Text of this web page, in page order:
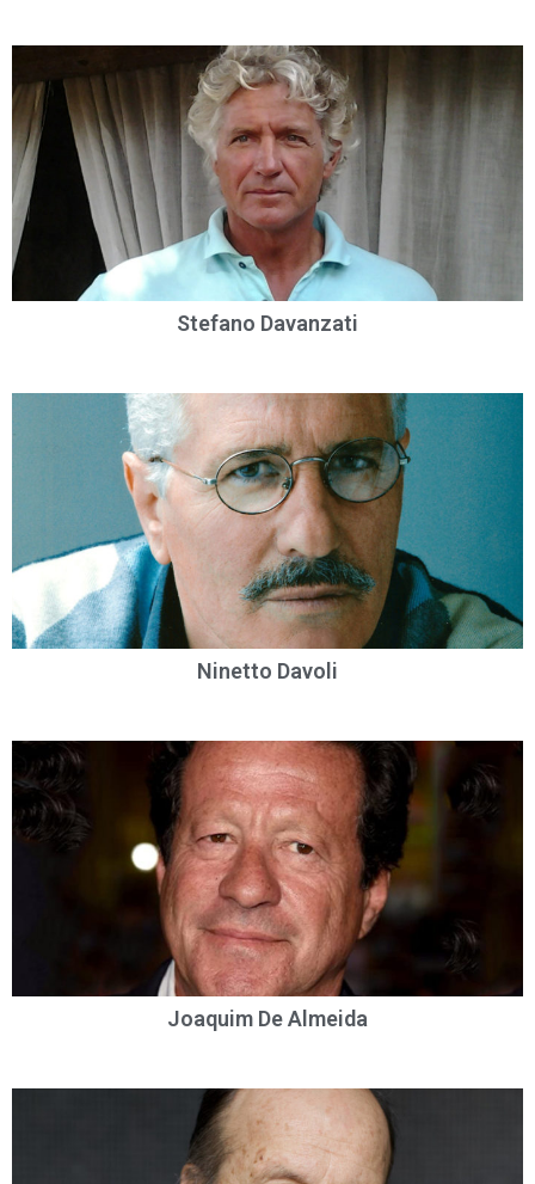
Stefano Davanzati
Ninetto Davoli
Joaquim De Almeida